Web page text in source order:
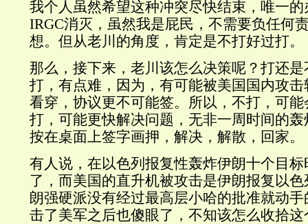
我个人虽然希望这种冲突尽快结束，唯一
IRGC消灭，虽然我是屁民，不需要负任何
想。但从老川的角度，肯定是不打好过打。
那么，接下来，老川该怎么决策呢？打还
打，有点难，因为，有可能被美国国内攻
看穿，协议更不可能签。所以，不打，可
打，可能更快解决问题，无非一周时间的
按在桌面上签字画押，解决，解散，回家。
有人说，在以色列报复性轰炸伊朗十个目
了，而美国的直升机被攻击是伊朗报复以
朗强硬派没有经过最高层小哈的批准就动
击了美军之后也傻眼了，不知该怎么收拾这